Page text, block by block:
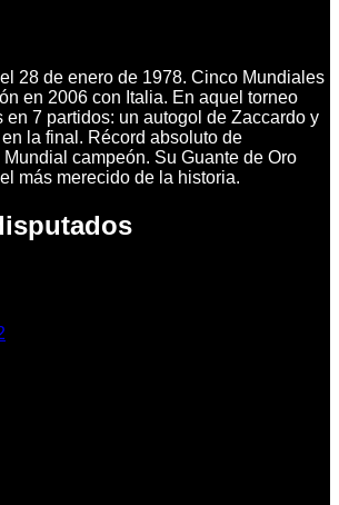
28 de enero de 1978. Cinco Mundiales
en 2006 con Italia. En aquel torneo
en 7 partidos: un autogol de Zaccardo y
la final. Récord absoluto de
campeón. Su Guante de Oro
más merecido de la historia.